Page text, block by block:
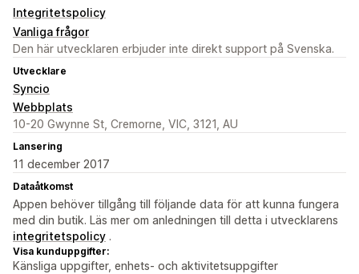
Integritetspolicy
Vanliga frågor
Den här utvecklaren erbjuder inte direkt support på Svenska.
Utvecklare
Syncio
Webbplats
10-20 Gwynne St, Cremorne, VIC, 3121, AU
Lansering
11 december 2017
Dataåtkomst
Appen behöver tillgång till följande data för att kunna fungera
med din butik. Läs mer om anledningen till detta i utvecklarens
integritetspolicy .
Visa kunduppgifter:
Känsliga uppgifter, enhets- och aktivitetsuppgifter